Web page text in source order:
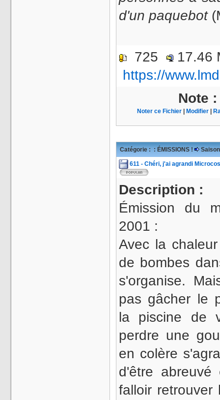
d'un paquebot
725
https://
Note
Noter ce Fichier Modifier
Catégorie : : ÉMISSIONS !
611 - Chéri, j'ai agrandi
Description :
Émission du
2001 :
Avec la
de bombes
s'organise.
pas gâcher le
la piscine de
perdre une
en colère
d'être
falloir